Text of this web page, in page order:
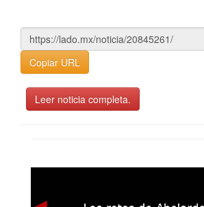
Copiar URL
Leer noticia completa.